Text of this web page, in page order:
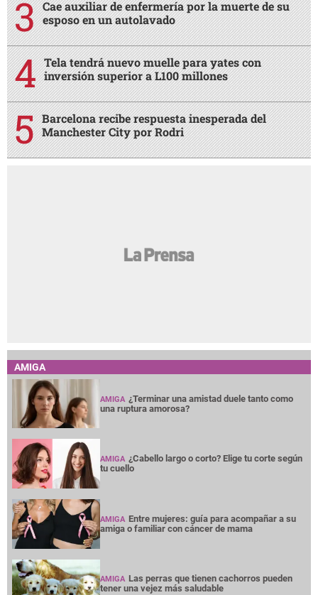
Cae auxiliar de enfermería por la muerte de su
esposo en un autolavado
Tela tendrá nuevo muelle para yates con
inversión superior a L100 millones
Barcelona recibe respuesta inesperada del
Manchester City por Rodri
AMIGA
AMIGA ¿Terminar una amistad duele tanto como
una ruptura amorosa?
AMIGA ¿Cabello largo o corto? Elige tu corte según
tu cuello
AMIGA Entre mujeres: guía para acompañar a su
amiga o familiar con cáncer de mama
AMIGA Las perras que tienen cachorros pueden
tener una vejez más saludable